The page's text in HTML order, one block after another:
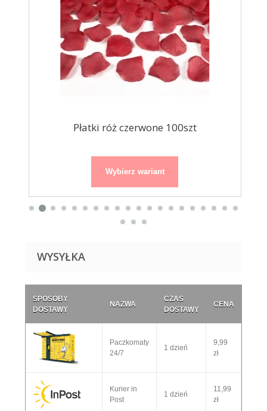
Płatki róż czerwone 100szt
Wybierz wariant
WYSYŁKA
SPOSOBY
DOSTAWY
NAZWA
CZAS
DOSTAWY
CENA
Paczkomaty
24/7
1 dzień
9,99
zł
Kurier in
Post
1 dzień
11,99
zł